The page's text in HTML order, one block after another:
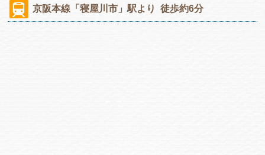
京阪本線 「寝屋川市」駅より徒歩約6分